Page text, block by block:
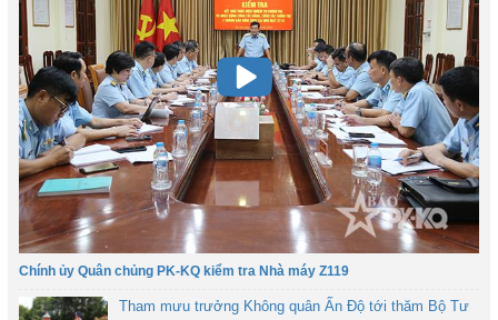
Chính ủy Quân chủng PK-KQ kiểm tra Nhà máy Z119
Tham mưu trưởng Không quân Ấn Độ tới thăm Bộ Tư